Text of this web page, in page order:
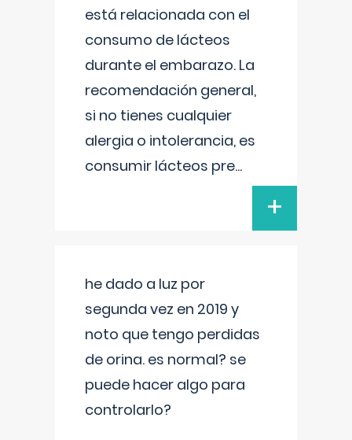
está relacionada con el
consumo de lácteos
durante el embarazo. La
recomendación general,
si no tienes cualquier
alergia o intolerancia, es
consumir lácteos pre...
+
he dado a luz por
segunda vez en 2019 y
noto que tengo perdidas
de orina. es normal? se
puede hacer algo para
controlarlo?